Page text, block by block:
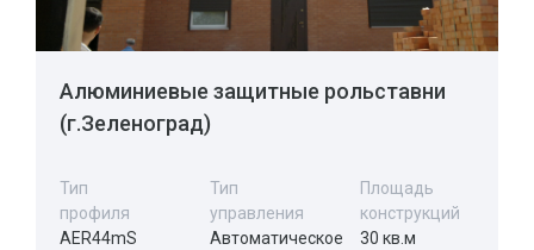
Алюминиевые защитные рольставни
(г.Зеленоград)
Тип
профиля
Тип
управления
Площадь
конструкций
AER44mS
Автоматическое
30 кв.м